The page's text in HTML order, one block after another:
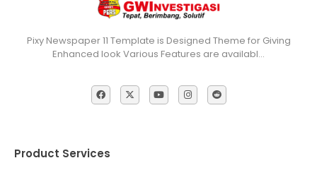
Pixy Newspaper 11 Template is Designed Theme for Giving
Enhanced look Various Features are availabl…
Product Services